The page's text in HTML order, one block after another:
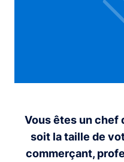
Vous êtes un chef
soit la taille de
commerçant,